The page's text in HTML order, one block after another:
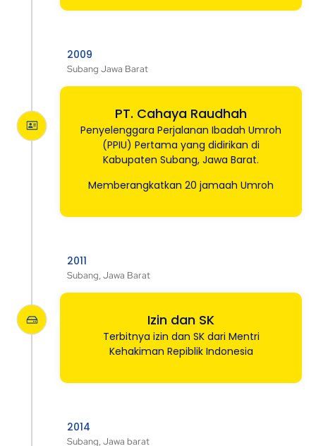
2009
Subang Jawa Barat
PT. Cahaya Raudhah
Penyelenggara Perjalanan Ibadah Umroh
(PPIU) Pertama yang didirikan di
Kabupaten Subang, Jawa Barat.
Memberangkatkan 20 jamaah Umroh
2011
Subang, Jawa Barat
Izin dan SK
Terbitnya izin dan SK dari Mentri
Kehakiman Repiblik Indonesia
2014
Subang, Jawa barat